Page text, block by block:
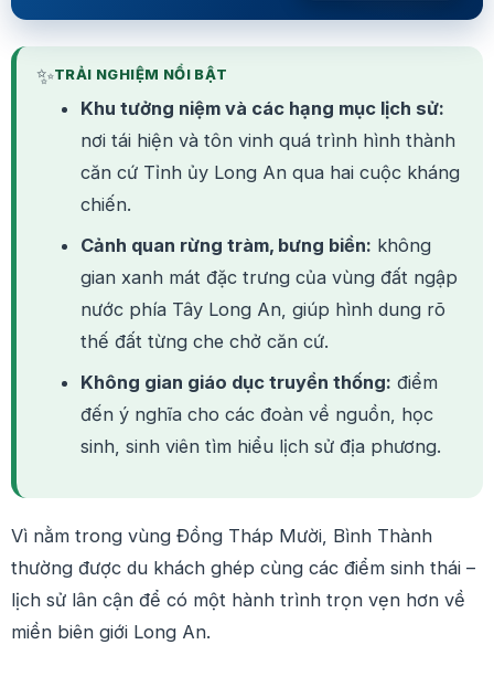
✨TRẢI NGHIỆM NỔI BẬT
Khu tưởng niệm và các hạng mục lịch sử:
nơi tái hiện và tôn vinh quá trình hình thành
căn cứ Tỉnh ủy Long An qua hai cuộc kháng
chiến.
Cảnh quan rừng tràm, bưng biền: không
gian xanh mát đặc trưng của vùng đất ngập
nước phía Tây Long An, giúp hình dung rõ
thế đất từng che chở căn cứ.
Không gian giáo dục truyền thống: điểm
đến ý nghĩa cho các đoàn về nguồn, học
sinh, sinh viên tìm hiểu lịch sử địa phương.
Vì nằm trong vùng Đồng Tháp Mười, Bình Thành
thường được du khách ghép cùng các điểm sinh thái –
lịch sử lân cận để có một hành trình trọn vẹn hơn về
miền biên giới Long An.